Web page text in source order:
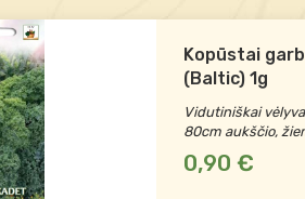
Kopūstai
(Baltic) 1g
Vidutiniškai
80cm aukščio,
0,90 €